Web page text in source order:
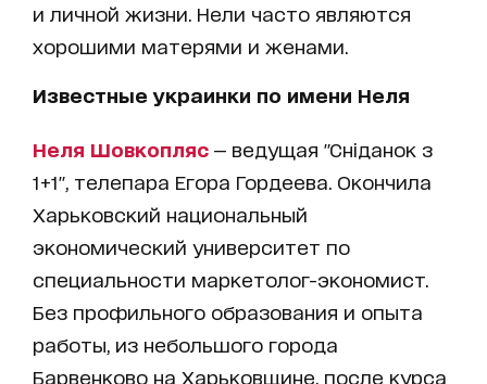
и личной жизни. Нели часто являются
хорошими матерями и женами.
Известные украинки по имени Неля
Неля Шовкопляс — ведущая "Сніданок з
1+1", телепара Егора Гордеева. Окончила
Харьковский национальный
экономический университет по
специальности маркетолог-экономист.
Без профильного образования и опыта
работы, из небольшого города
Барвенково на Харьковщине, после курса